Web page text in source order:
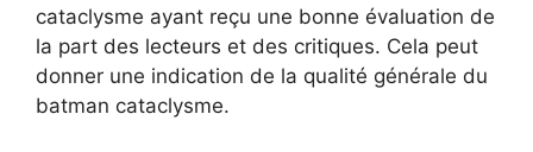
cataclysme ayant reçu une bonne évaluation de
la part des lecteurs et des critiques. Cela peut
donner une indication de la qualité générale du
batman cataclysme.